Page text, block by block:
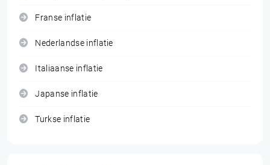
Franse inflatie
Nederlandse inflatie
Italiaanse inflatie
Japanse inflatie
Turkse inflatie